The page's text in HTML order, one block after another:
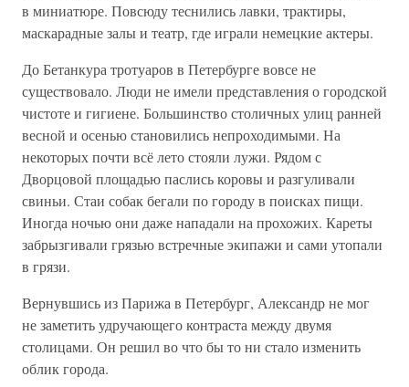
в миниатюре. Повсюду теснились лавки, трактиры,
маскарадные залы и театр, где играли немецкие актеры.
До Бетанкура тротуаров в Петербурге вовсе не
существовало. Люди не имели представления о городской
чистоте и гигиене. Большинство столичных улиц ранней
весной и осенью становились непроходимыми. На
некоторых почти всё лето стояли лужи. Рядом с
Дворцовой площадью паслись коровы и разгуливали
свиньи. Стаи собак бегали по городу в поисках пищи.
Иногда ночью они даже нападали на прохожих. Кареты
забрызгивали грязью встречные экипажи и сами утопали
в грязи.
Вернувшись из Парижа в Петербург, Александр не мог
не заметить удручающего контраста между двумя
столицами. Он решил во что бы то ни стало изменить
облик города.